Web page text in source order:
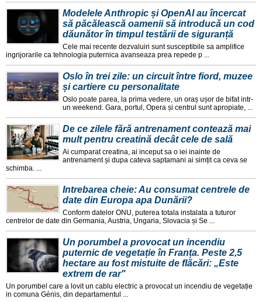
Modelele Anthropic și OpenAI au încercat
să păcălească oamenii să introducă un cod
dăunător în timpul testării de siguranță
Cele mai recente dezvaluiri sunt susceptibile sa amplifice
ingrijorarile ca tehnologia puternica avanseaza prea repede p ...
Oslo în trei zile: un circuit între fiord, muzee
și cartiere cu personalitate
Oslo poate parea, la prima vedere, un oraș ușor de bifat intr-
un weekend. Gara, portul, Opera și centrul sunt apropiate, ...
De ce zilele fără antrenament contează mai
mult pentru creatină decât cele de sală
Ai cumparat creatina, ai inceput sa o iei inainte de
antrenament și dupa cateva saptamani ai simțit ca ceva se
schimba. ...
Intrebarea cheie: Au consumat centrele de
date din Europa apa Dunării?
Conform datelor ONU, puterea totala instalata a tuturor
centrelor de date din Germania, Austria, Ungaria, Slovacia și Se ...
Un porumbel a provocat un incendiu
puternic de vegetație în Franța. Peste 2,5
hectare au fost mistuite de flăcări: „Este
extrem de rar"
Un porumbel care a lovit un cablu electric a provocat un incendiu de vegetație
in comuna Génis, din departamentul ...